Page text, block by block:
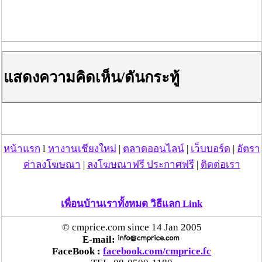
ดังนี้ ไม่ไป 478คน ไม่แน่ใจ 134คน ไปแน่นอน 48คน
"ฮา" ลำพูน
จากการให้คอมเม้นว่าจะไปหรือไม่ไป
กด1 ไป กด2ไม่ไป กด3ไม่แน่ใจ จำนวน 421คอมเม้นท์ ผล
สรุป เกินว่า 70% จะไม่ไป เช่นกัน
เป็นเพียงกลุ่มตัวอย่าง ประมาณ 1000 ท่าน เท่านั้น มิได้มี
เจตนา ในทางลบอื่นใด
แสดงความคิดเห็น/ดันกระทู้
หน้าแรก l หางานเชียงใหม่ | ตลาดออนไลน์| เว็บบอร์ด | อัตรา
ค่าลงโฆษณา | ลงโฆษณาฟรี ประกาศฟรี| ติดต่อเรา
เพื่อนบ้านเราทั้งหมด วิธีแลก Link
© cmprice.com since 14 Jan 2005
E-mail:
FaceBook : facebook.com/cmprice.fc